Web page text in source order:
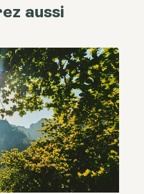
aussi